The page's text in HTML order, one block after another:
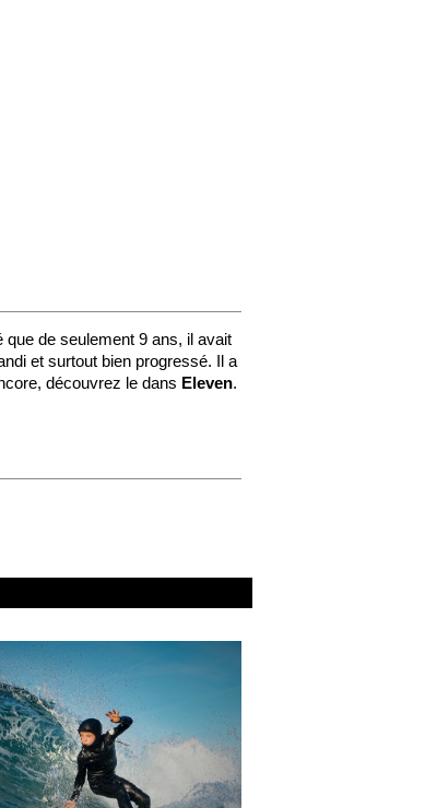
que de seulement 9 ans, il avait
et surtout bien progressé. Il a
découvrez le dans Eleven.